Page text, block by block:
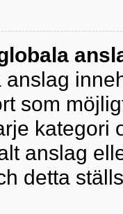
anslag
som
kategori
anslag
detta